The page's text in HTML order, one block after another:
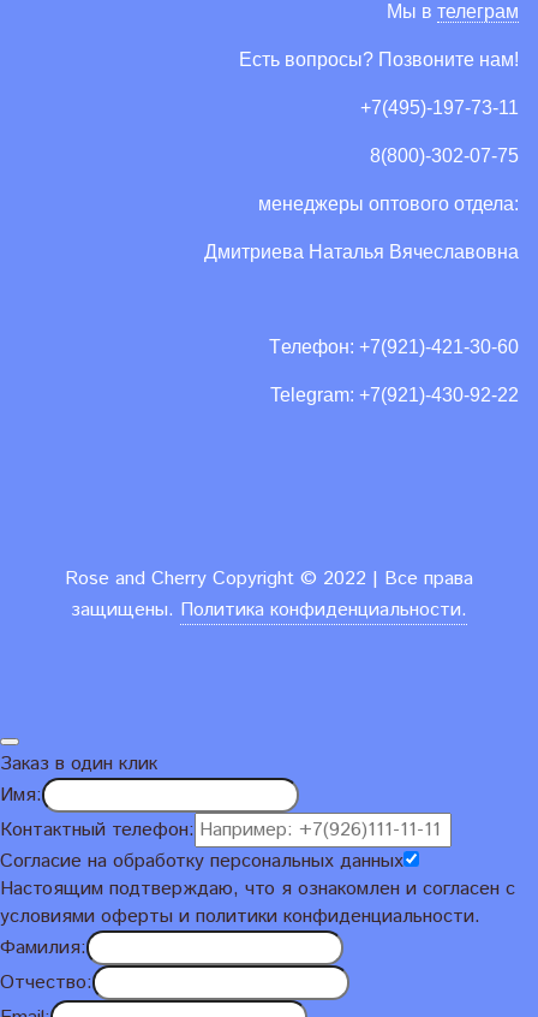
Мы в телеграм
Есть вопросы? Позвоните нам!
+7(495)-197-73-11
8(800)-302-07-75
менеджеры оптового отдела:
Дмитриева Наталья Вячеславовна
Tелефон: +7(921)-421-30-60
Telegram: +7(921)-430-92-22
Rose and Cherry Copyright © 2022 | Все права
защищены. Политика конфиденциальности.
Заказ в один клик
Имя:
Контактный телефон:
Согласие на обработку персональных данных
Настоящим подтверждаю, что я ознакомлен и согласен с
условиями оферты и политики конфиденциальности.
Фамилия:
Отчество: